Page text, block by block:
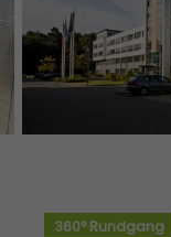
360° Rundgang